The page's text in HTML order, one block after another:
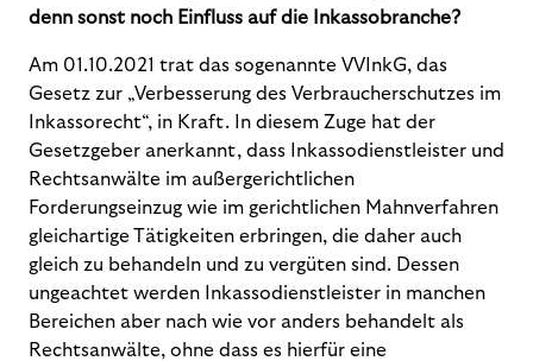
denn sonst noch Einfluss auf die Inkassobranche?
Am 01.10.2021 trat das sogenannte VVInkG, das
Gesetz zur „Verbesserung des Verbraucherschutzes im
Inkassorecht“, in Kraft. In diesem Zuge hat der
Gesetzgeber anerkannt, dass Inkassodienstleister und
Rechtsanwälte im außergerichtlichen
Forderungseinzug wie im gerichtlichen Mahnverfahren
gleichartige Tätigkeiten erbringen, die daher auch
gleich zu behandeln und zu vergüten sind. Dessen
ungeachtet werden Inkassodienstleister in manchen
Bereichen aber nach wie vor anders behandelt als
Rechtsanwälte, ohne dass es hierfür eine